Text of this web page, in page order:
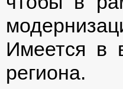
Имеется в
региона.